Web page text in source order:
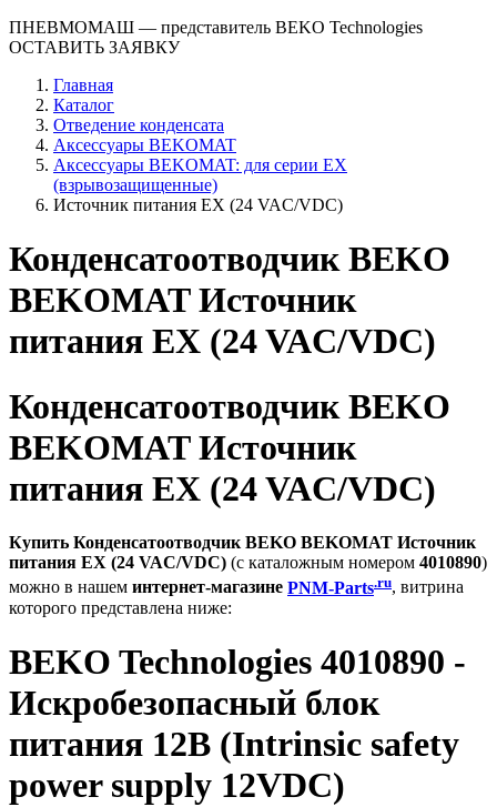
ПНЕВМОМАШ — представитель BEKO Technologies
ОСТАВИТЬ ЗАЯВКУ
Главная
Каталог
Отведение конденсата
Аксессуары BEKOMAT
Аксессуары BEKOMAT: для серии EX
(взрывозащищенные)
Источник питания EX (24 VAC/VDC)
Конденсатоотводчик BEKO
BEKOMAT Источник
питания EX (24 VAC/VDC)
Конденсатоотводчик BEKO
BEKOMAT Источник
питания EX (24 VAC/VDC)
Купить Конденсатоотводчик BEKO BEKOMAT Источник
питания EX (24 VAC/VDC) (с каталожным номером 4010890)
можно в нашем интернет-магазине PNM-Parts.ru, витрина
которого представлена ниже:
BEKO Technologies 4010890 -
Искробезопасный блок
питания 12В (Intrinsic safety
power supply 12VDC)